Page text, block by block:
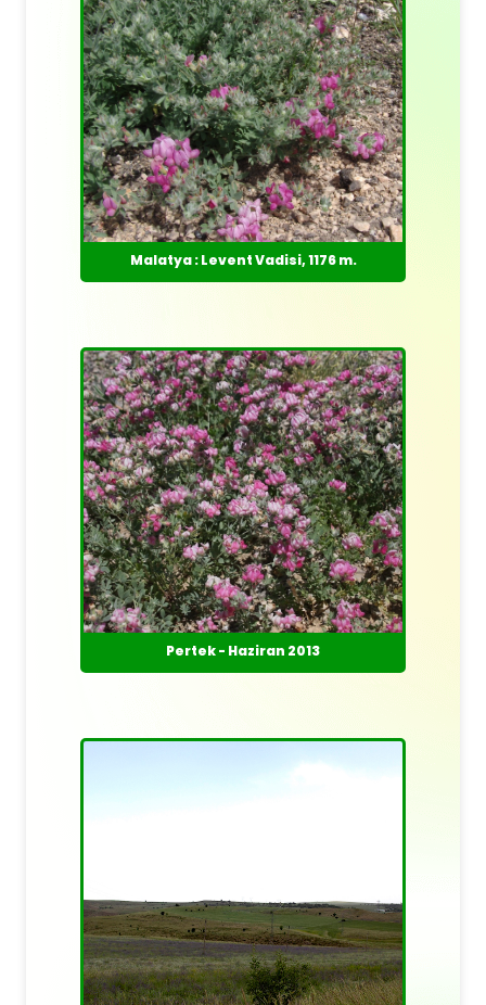
Malatya : Levent Vadisi, 1176 m.
Pertek - Haziran 2013